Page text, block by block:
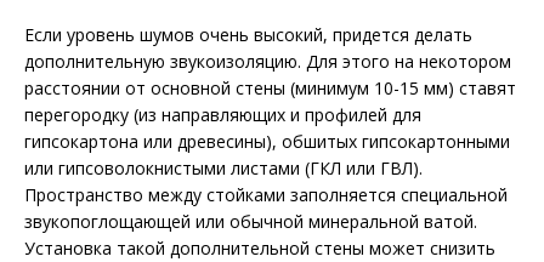
Если уровень шумов очень высокий, придется делать
дополнительную звукоизоляцию. Для этого на некотором
расстоянии от основной стены (минимум 10-15 мм) ставят
перегородку (из направляющих и профилей для
гипсокартона или древесины), обшитых гипсокартонными
или гипсоволокнистыми листами (ГКЛ или ГВЛ).
Пространство между стойками заполняется специальной
звукопоглощающей или обычной минеральной ватой.
Установка такой дополнительной стены может снизить